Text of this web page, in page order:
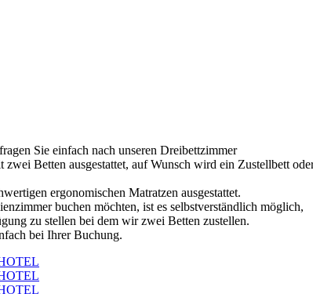
Sie einfach nach unseren Dreibettzimmer
Betten ausgestattet, auf Wunsch wird ein Zustellbett
ergonomischen Matratzen ausgestattet.
buchen möchten, ist es selbstverständlich möglich,
zu stellen bei dem wir zwei Betten zustellen.
bei Ihrer Buchung.